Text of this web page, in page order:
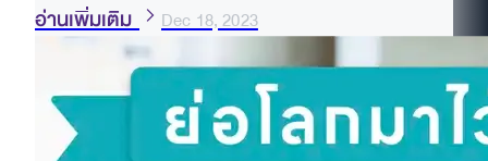
อ่านเพิ่มเติม Dec 18, 2023